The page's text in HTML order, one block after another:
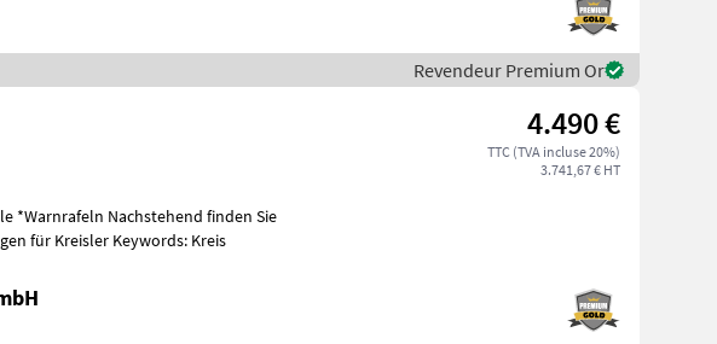
Revendeur Premium Or
4.490 €
TTC (TVA incluse 20%)
3.741,67 € HT
finden Sie
für Kreisler Keywords: Kreis